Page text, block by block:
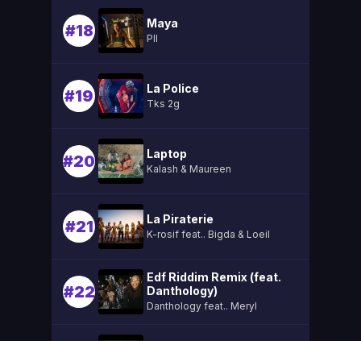
#18 Maya
Pll
#19 La Police
Tks 2g
#20 Laptop
Kalash & Maureen
#21 La Piraterie
K-rosif feat.. Bigda & Loeil
#22
Edf Riddim Remix (feat.
Danthology)
Danthology feat.. Meryl